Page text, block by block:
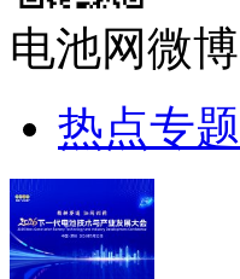
电池网微博
热点专题